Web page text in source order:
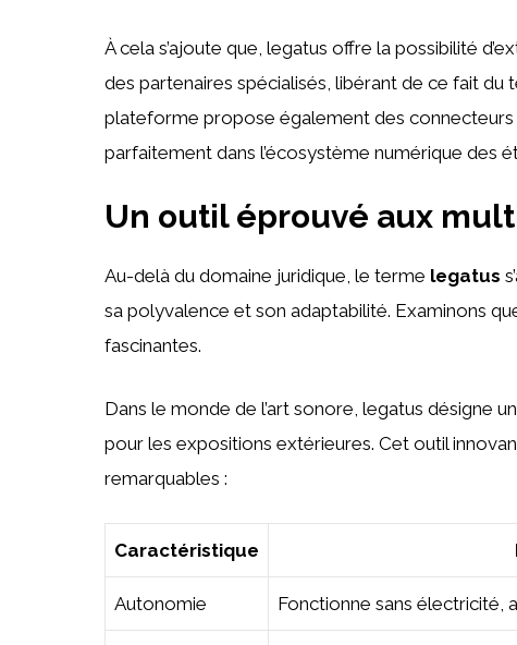
À cela s’ajoute que, legatus offre la possibilité
des partenaires spécialisés, libérant de ce fait
plateforme propose également des connecteurs
parfaitement dans l’écosystème numérique des
Un outil éprouvé aux
Au-delà du domaine juridique, le terme legatus
sa polyvalence et son adaptabilité. Examinons
fascinantes.
Dans le monde de l’art sonore, legatus désigne un
pour les expositions extérieures. Cet outil
remarquables :
Caractéristique
Autonomie Fonctionne sans électricité,